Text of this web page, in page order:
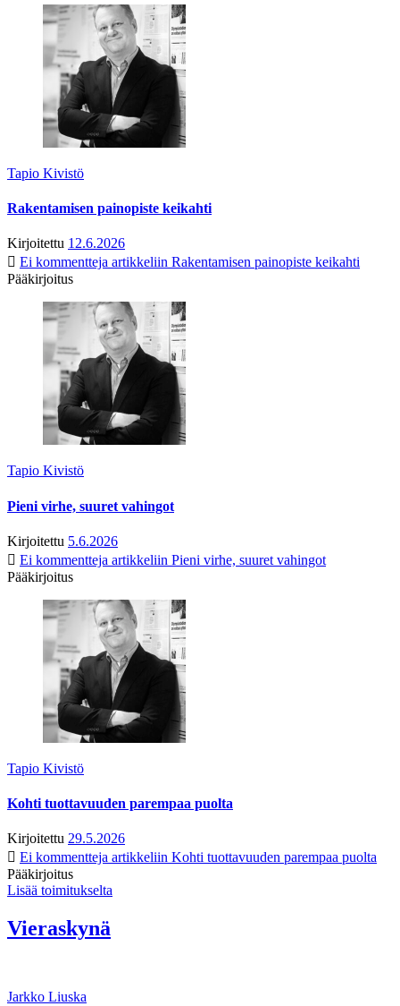
Tapio Kivistö
Rakentamisen painopiste keikahti
Kirjoitettu 12.6.2026
Ei kommentteja artikkeliin Rakentamisen painopiste keikahti
Pääkirjoitus
Tapio Kivistö
Pieni virhe, suuret vahingot
Kirjoitettu 5.6.2026
Ei kommentteja artikkeliin Pieni virhe, suuret vahingot
Pääkirjoitus
Tapio Kivistö
Kohti tuottavuuden parempaa puolta
Kirjoitettu 29.5.2026
Ei kommentteja artikkeliin Kohti tuottavuuden parempaa puolta
Pääkirjoitus
Lisää toimitukselta
Vieraskynä
Jarkko Liuska